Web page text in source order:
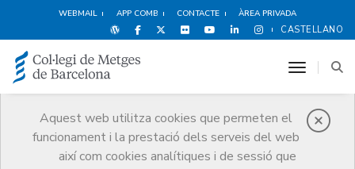
WEBMAIL APP COMB CONTACTE ÀREA PRIVADA
CASTELLANO
Aquest web utilitza cookies que permeten el
funcionament i la prestació dels serveis del web
així com cookies analítiques i de sessió que
toggle
Notícies
Comunicació
Notícies